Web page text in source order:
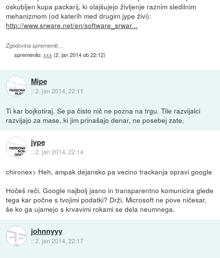
oskubljen kupa packarij, ki olajšujejo življenje raznim sledilnim
mehanizmom (od katerih med drugim jype živi):
http://www.srware.net/en/software_srwar...
Zgodovina sprememb…
spremenilo:xxx (2. jan 2014 ob 22:12)
Mipe
::2. jan 2014, 22:11
Ti kar bojkotiraj. Se pa čisto nič ne pozna na trgu. Tile razvijalci
razvijajo za mase, ki jim prinašajo denar, ne posebej zate.
jype
::2. jan 2014, 22:14
chironex> Heh, ampak dejansko pa vecino trackanja opravi google
Hočeš reči, Google najbolj jasno in transparentno komunicira glede
tega kar počne s tvojimi podatki? Drži. Microsoft ne pove ničesar,
še ko ga ujamejo s krvavimi rokami se dela neumnega.
johnnyyy
::2. jan 2014, 22:17